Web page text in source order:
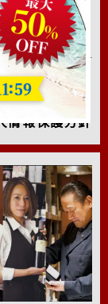
しくはこちら
情報保護方針